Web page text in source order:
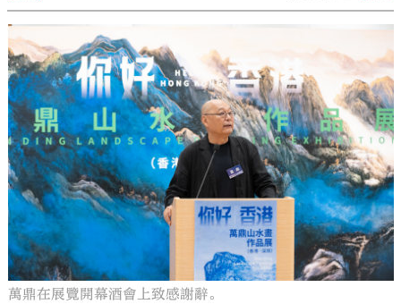
萬鼎在展覽開幕酒會上致感謝辭。